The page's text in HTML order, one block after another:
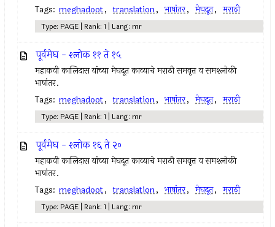
Tags: meghadoot, translation, भाषांतर, मेघदूत, मराठी
Type: PAGE | Rank: 1 | Lang: mr
पूर्वमेघ - श्लोक ११ ते १५
महाकवी कालिदास यांच्या मेघदूत काव्याचे मराठी समवृत्त व समश्लोकी
भाषांतर.
Tags: meghadoot, translation, भाषांतर, मेघदूत, मराठी
Type: PAGE | Rank: 1 | Lang: mr
पूर्वमेघ - श्लोक १६ ते २०
महाकवी कालिदास यांच्या मेघदूत काव्याचे मराठी समवृत्त व समश्लोकी
भाषांतर.
Tags: meghadoot, translation, भाषांतर, मेघदूत, मराठी
Type: PAGE | Rank: 1 | Lang: mr